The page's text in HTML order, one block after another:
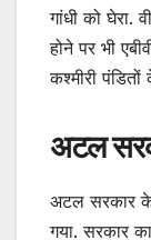
गांधी को घेरा.
होने पर भी
कश्मीरी पंडितों
अटल
अटल सरकार के
गया. सरकार